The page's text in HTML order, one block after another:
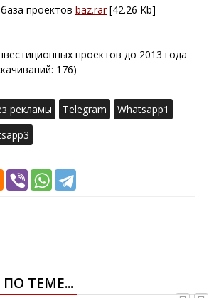
проектов baz.rar[42.26 Kb]
проектов до 2013 года
176)
рекламы Telegram
Whatsapp1
ТЕМЕ...